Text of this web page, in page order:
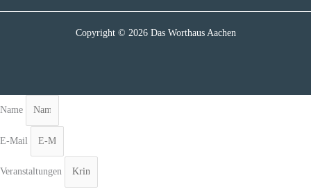
Copyright © 2026 Das Worthaus Aachen
Name
E-Mail
Veranstaltungen